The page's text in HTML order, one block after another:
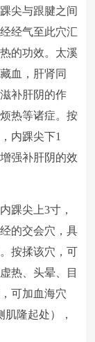
尖与跟腱之间
经气至此穴汇
的功效。太溪
血，肝肾同
补肝阴的作
热等诸症。按
内踝尖下1
强补肝阴的效
踝尖上3寸，
的交会穴，具
按揉该穴，可
热、头晕、目
可加血海穴
肌隆起处），